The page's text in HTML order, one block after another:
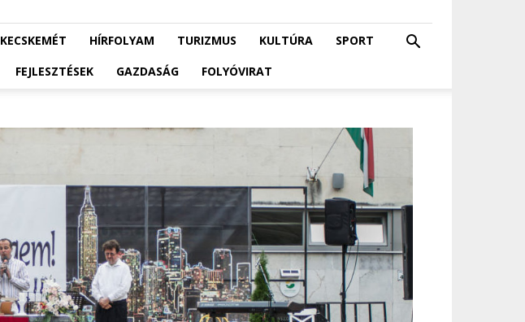
KECSKEMÉT HÍRFOLYAM TURIZMUS KULTÚRA
SPORT
FEJLESZTÉSEK GAZDASÁG FOLYÓVIRAT